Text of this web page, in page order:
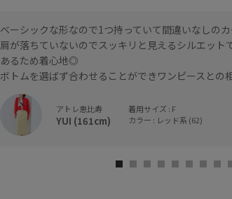
ベーシックな形なので1つ持っていて間違いなしのカ
肩が落ちていないのでスッキリと見えるシルエット
あるため着心地◎
ボトムを選ばず合わせることができワンピースとの
アトレ恵比寿
YUI (161cm)
着用サイズ : F
カラー : レッド系 (62)